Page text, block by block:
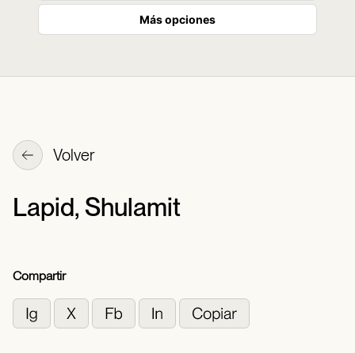
Más opciones
Volver
Lapid, Shulamit
Compartir